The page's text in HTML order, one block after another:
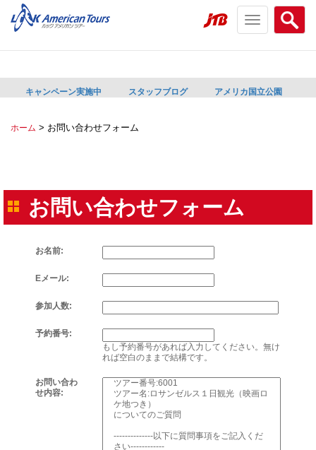
Search
menu
Toggle
navigation
キャンペーン実施中 スタッフブログ アメリカ国立公園
ホーム > お問い合わせフォーム
お問い合わせフォーム
お名前:
Eメール:
参加人数:
予約番号:
もし予約番号があれば入力してください。無け
れば空白のままで結構です。
お問い合わ
せ内容: